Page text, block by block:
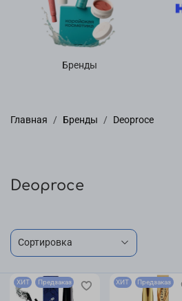
Бренды
Главная Бренды Deoproce
Deoproce
ХИТ Предзаказ ХИТ Предзаказ